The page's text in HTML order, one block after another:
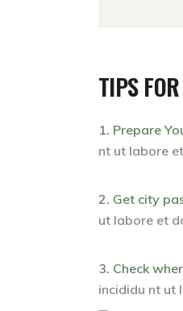
TIPS
1. Prepare
nt ut labore
2. Get city
ut labore et
3. Check
incididu nt ut